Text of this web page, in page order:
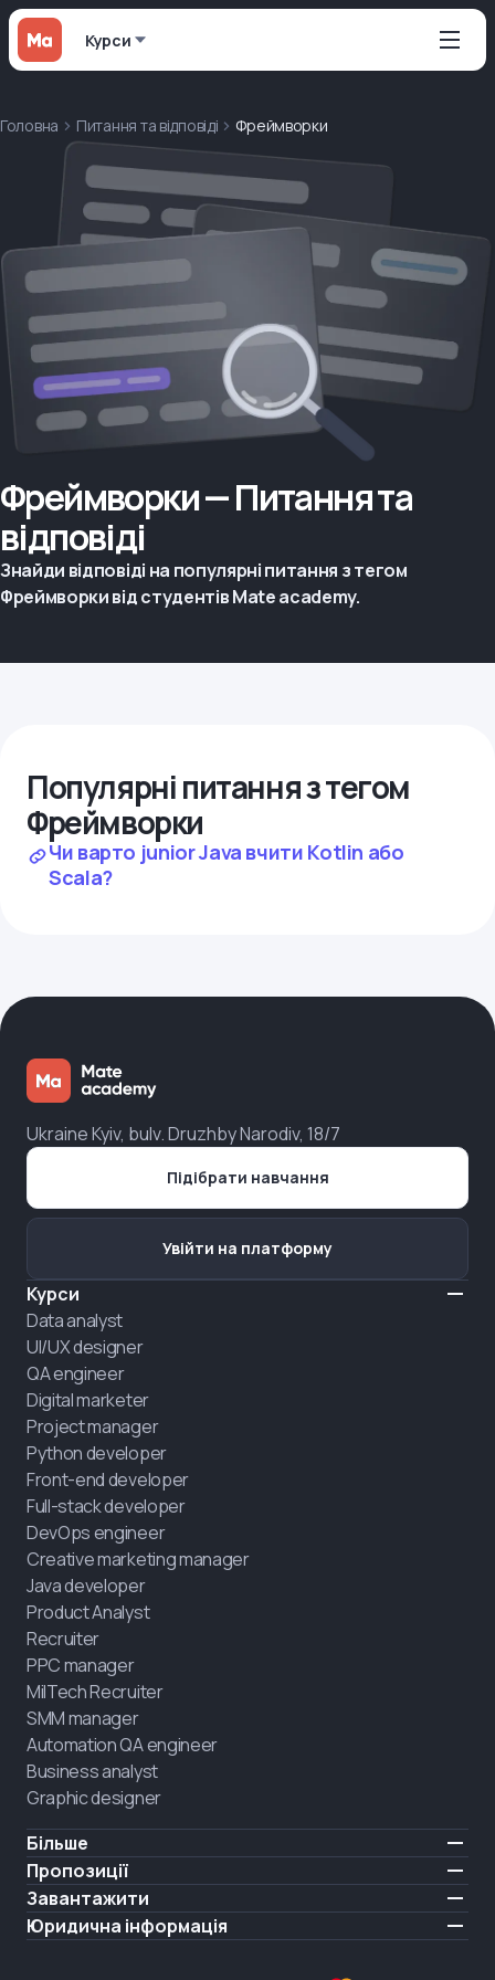
Курси
Головна Питання та відповіді Фреймворки
Фреймворки — Питання та
відповіді
Знайди відповіді на популярні питання з тегом
Фреймворки від студентів Mate academy.
Популярні питання з тегом
Фреймворки
Чи варто junior Java вчити Kotlin або
Scala?
Ukraine Kyiv, bulv. Druzhby Narodiv, 18/7
Курси
Data analyst
UI/UX designer
QA engineer
Digital marketer
Project manager
Python developer
Front-end developer
Full-stack developer
DevOps engineer
Creative marketing manager
Java developer
Product Analyst
Recruiter
PPC manager
MilTech Recruiter
SMM manager
Automation QA engineer
Business analyst
Graphic designer
Більше
Ціни
Відгуки
Про нас
Пропозиції
IT для ветеранів
Найняти випускника
Завантажити
iOS
Юридична інформація
Підібрати навчання
Увійти на платформу